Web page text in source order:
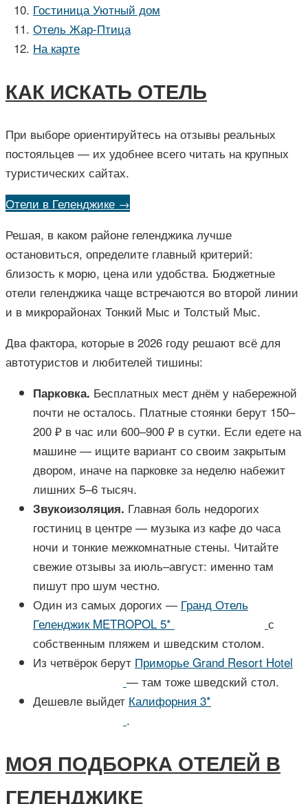
Гостиница Уютный дом
Отель Жар-Птица
На карте
КАК ИСКАТЬ ОТЕЛЬ
При выборе ориентируйтесь на отзывы реальных
постояльцев — их удобнее всего читать на крупных
туристических сайтах.
Отели в Геленджике →
Решая, в каком районе геленджика лучше
остановиться, определите главный критерий:
близость к морю, цена или удобства. Бюджетные
отели геленджика чаще встречаются во второй линии
и в микрорайонах Тонкий Мыс и Толстый Мыс.
Два фактора, которые в 2026 году решают всё для
автотуристов и любителей тишины:
Парковка. Бесплатных мест днём у набережной
почти не осталось. Платные стоянки берут 150–
200 ₽ в час или 600–900 ₽ в сутки. Если едете на
машине — ищите вариант со своим закрытым
двором, иначе на парковке за неделю набежит
лишних 5–6 тысяч.
Звукоизоляция. Главная боль недорогих
гостиниц в центре — музыка из кафе до часа
ночи и тонкие межкомнатные стены. Читайте
свежие отзывы за июль–август: именно там
пишут про шум честно.
Один из самых дорогих — Гранд Отель
Геленджик METROPOL 5*
с
собственным пляжем и шведским столом.
Из четвёрок берут Приморье Grand Resort Hotel
— там тоже шведский стол.
Дешевле выйдет Калифорния 3*
.
МОЯ ПОДБОРКА ОТЕЛЕЙ В
ГЕЛЕНДЖИКЕ